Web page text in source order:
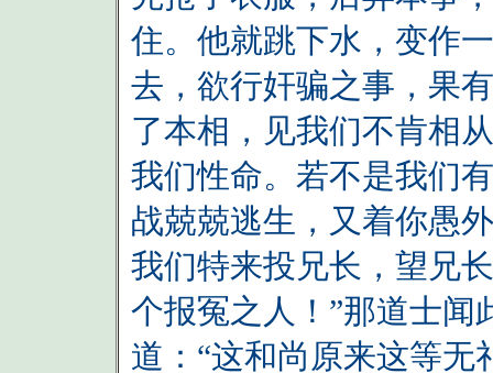
住。他就跳下水，变作
去，欲行奸骗之事，果
了本相，见我们不肯相
我们性命。若不是我们
战兢兢逃生，又着你愚
我们特来投兄长，望兄
个报冤之人！”那道士闻
道：“这和尚原来这等